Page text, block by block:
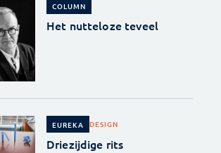
COLUMN
Het nutteloze teveel
EUREKA DESIGN
Driezijdige rits